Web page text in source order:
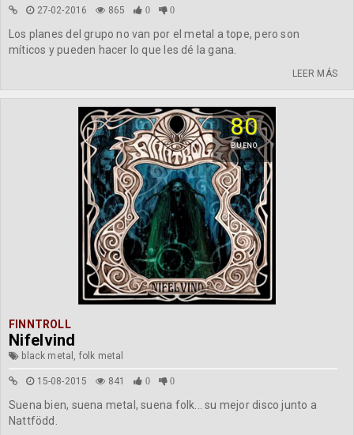
27-02-2016 865 0 0
Los planes del grupo no van por el metal a tope, pero son
míticos y pueden hacer lo que les dé la gana.
LEER MÁS
80
BUENO
FINNTROLL
Nifelvind
black metal, folk metal
15-08-2015 841 0 0
Suena bien, suena metal, suena folk... su mejor disco junto a
Nattfödd.